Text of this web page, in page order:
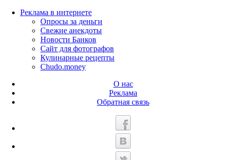
Реклама в интернете
Опросы за деньги
Свежие анекдоты
Новости Банков
Сайт для фотографов
Кулинарные рецепты
Chudo.money
О нас
Реклама
Обратная связь